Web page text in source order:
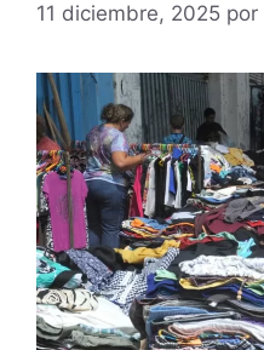
11 diciembre, 2025 por